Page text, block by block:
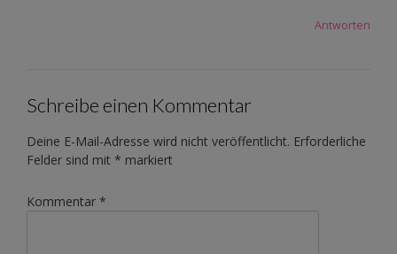
Antworten
Schreibe einen Kommentar
Deine E-Mail-Adresse wird nicht veröffentlicht. Erforderliche
Felder sind mit * markiert
Kommentar *